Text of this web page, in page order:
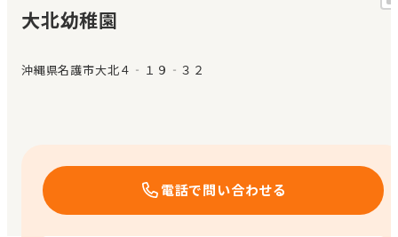
おすすめの園
エンクルの特徴と活用方法
大北幼稚園
沖縄県名護市大北４‐１９‐３２
電話で問い合わせる